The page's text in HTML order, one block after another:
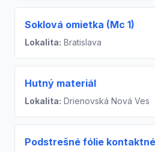
Soklová omietka (Mc 1)
Lokalita: Bratislava
Hutný materiál
Lokalita: Drienovská Nová Ves
Podstrešné fólie